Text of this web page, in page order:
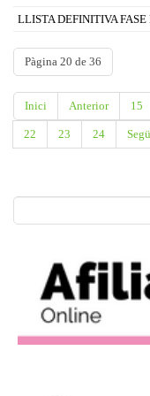
LLISTA DEFINITIVA
Pàgina 20 de 36
Inici Anterior 15
22 23 24